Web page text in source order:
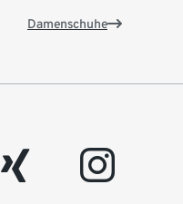
Damenschuhe
xing instagram